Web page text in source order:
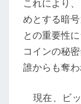
これにより
めとする暗
との重要性
コインの秘
誰からも奪
現在、ビッ